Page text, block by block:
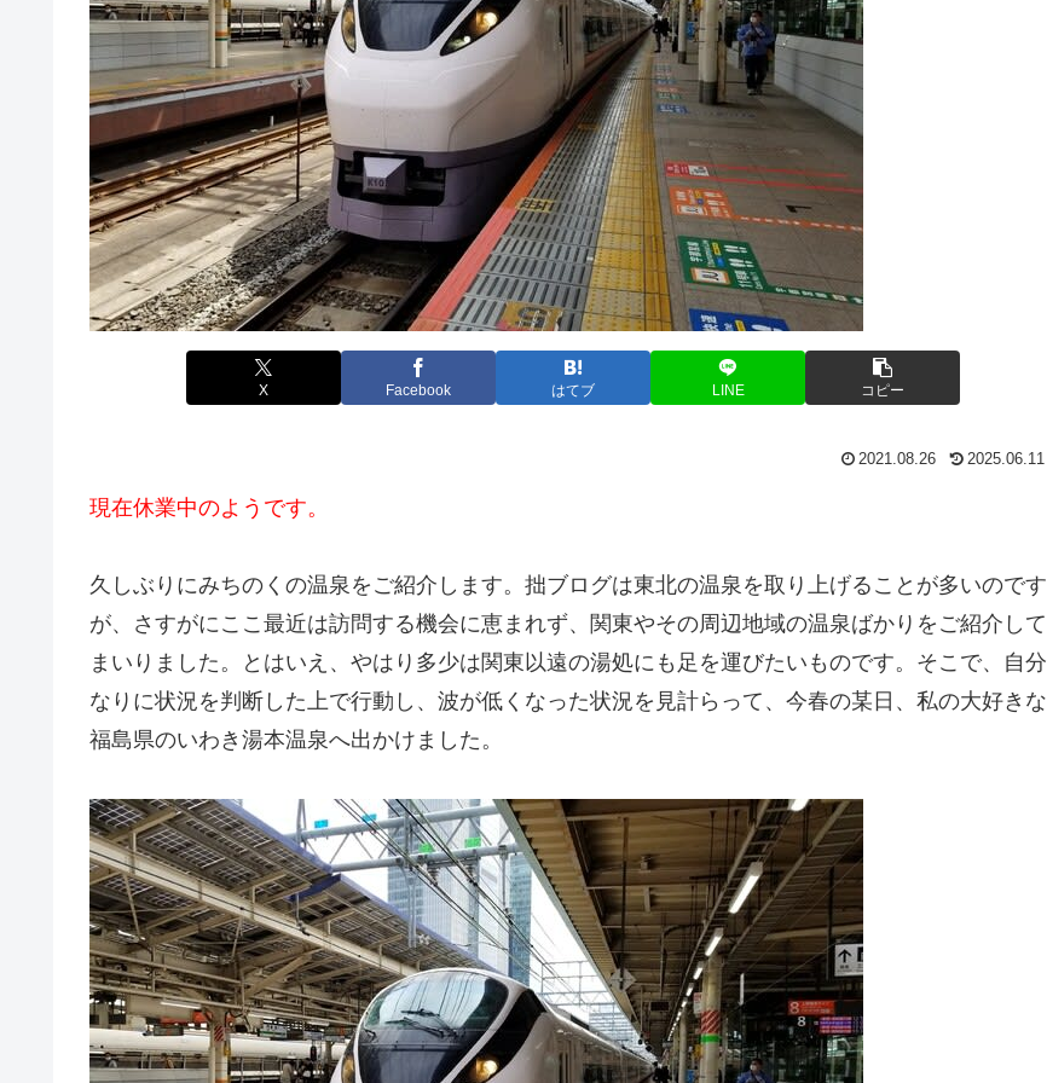
X Facebook はてブ LINE コピー
2021.08.26 2025.06.11
現在休業中のようです。
久しぶりにみちのくの温泉をご紹介します。拙ブログは東北の温泉を取り上げることが多いのです
が、さすがにここ最近は訪問する機会に恵まれず、関東やその周辺地域の温泉ばかりをご紹介して
まいりました。とはいえ、やはり多少は関東以遠の湯処にも足を運びたいものです。そこで、自分
なりに状況を判断した上で行動し、波が低くなった状況を見計らって、今春の某日、私の大好きな
福島県のいわき湯本温泉へ出かけました。